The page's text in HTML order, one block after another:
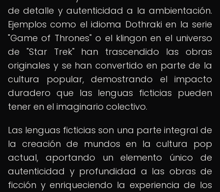
de detalle y autenticidad a la ambientación.
Ejemplos como el idioma Dothraki en la serie
"Game of Thrones" o el klingon en el universo
de "Star Trek" han trascendido las obras
originales y se han convertido en parte de la
cultura popular, demostrando el impacto
duradero que las lenguas ficticias pueden
tener en el imaginario colectivo.
Las lenguas ficticias son una parte integral de
la creación de mundos en la cultura pop
actual, aportando un elemento único de
autenticidad y profundidad a las obras de
ficción y enriqueciendo la experiencia de los